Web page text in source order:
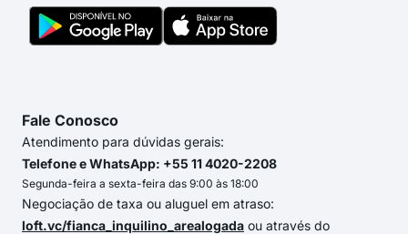
Fale Conosco
Atendimento para dúvidas gerais:
Telefone e WhatsApp: +55 11 4020-2208
Segunda-feira a sexta-feira das 9:00 às 18:00
Negociação de taxa ou aluguel em atraso:
loft.vc/fianca_inquilino_arealogada ou através do